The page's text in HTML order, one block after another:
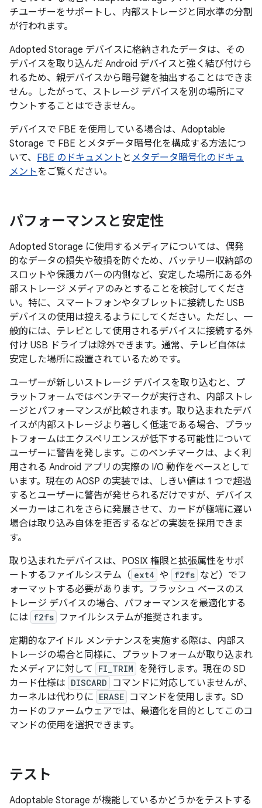
チユーザーをサポートし、内部ストレージと同水準の分割
が行われます。
Adopted Storage デバイスに格納されたデータは、その
デバイスを取り込んだ Android デバイスと強く結び付けら
れるため、親デバイスから暗号鍵を抽出することはできま
せん。したがって、ストレージ デバイスを別の場所にマ
ウントすることはできません。
デバイスで FBE を使用している場合は、Adoptable
Storage で FBE とメタデータ暗号化を構成する方法につ
いて、 FBE のドキュメント と メタデータ暗号化のドキュ
メントをご覧ください。
パフォーマンスと安定性
Adopted Storage に使用するメディアについては、偶発
的なデータの損失や破損を防ぐため、バッテリー収納部の
スロットや保護カバーの内側など、安定した場所にある外
部ストレージ メディアのみとすることを検討してくださ
い。特に、スマートフォンやタブレットに接続した USB
デバイスの使用は控えるようにしてください。ただし、一
般的には、テレビとして使用されるデバイスに接続する外
付け USB ドライブは除外できます。通常、テレビ自体は
安定した場所に設置されているためです。
ユーザーが新しいストレージ デバイスを取り込むと、プ
ラットフォームではベンチマークが実行され、内部ストレ
ージとパフォーマンスが比較されます。取り込まれたデバ
イスが内部ストレージより著しく低速である場合、プラッ
トフォームはエクスペリエンスが低下する可能性について
ユーザーに警告を発します。このベンチマークは、よく利
用される Android アプリの実際の I/O 動作をベースとして
います。現在の AOSP の実装では、しきい値は 1 つで超過
するとユーザーに警告が発せられるだけですが、デバイス
メーカーはこれをさらに発展させて、カードが極端に遅い
場合は取り込み自体を拒否するなどの実装を採用できま
す。
取り込まれたデバイスは、POSIX 権限と拡張属性をサポ
ートするファイルシステム（ ext4 や f2fs など）でフ
ォーマットする必要があります。フラッシュ ベースのス
トレージ デバイスの場合、パフォーマンスを最適化する
には f2fs ファイルシステムが推奨されます。
定期的なアイドル メンテナンスを実施する際は、内部ス
トレージの場合と同様に、プラットフォームが取り込まれ
たメディアに対して
FI_TRIM を発行します。現在の SD
カード仕様は DISCARD
コマンドに対応していませんが、
カーネルは代わりに ERASE コマンドを使用します。SD
カードのファームウェアでは、最適化を目的としてこのコ
マンドの使用を選択できます。
テスト
Adoptable Storage が機能しているかどうかをテストする